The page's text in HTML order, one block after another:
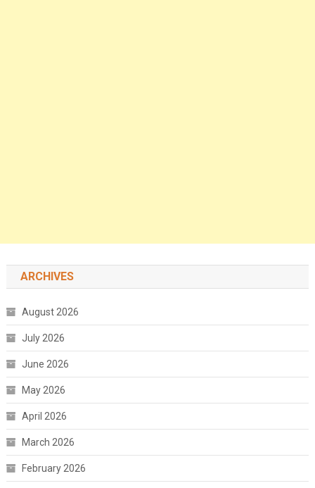
ARCHIVES
August 2026
July 2026
June 2026
May 2026
April 2026
March 2026
February 2026